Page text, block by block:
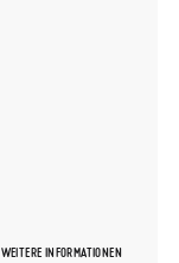
WEITERE INFORMATIONEN